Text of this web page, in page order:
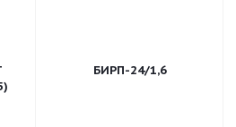
БИРП-24/1,6